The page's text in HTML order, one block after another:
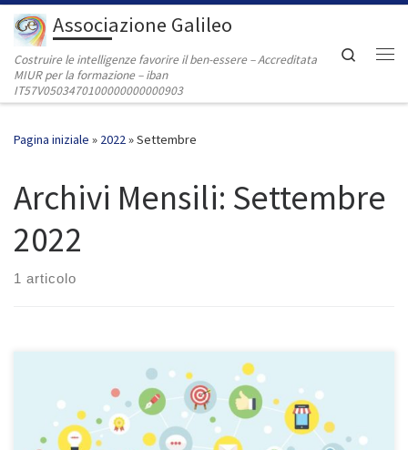
Passa al contenuto
Associazione Galileo
Costruire le intelligenze favorire il ben-essere – Accreditata
MIUR per la formazione – iban
IT57V0503470100000000000903
Search
Pagina iniziale » 2022»Settembre
Archivi Mensili: Settembre
2022
1 articolo
Webinar 18 ottobre ore 17.30-19.00 Webinar gratuito sul Rapporto
scuola famiglia di Cinzia Mion – Vedi qui 8 novembre ore 17.30-